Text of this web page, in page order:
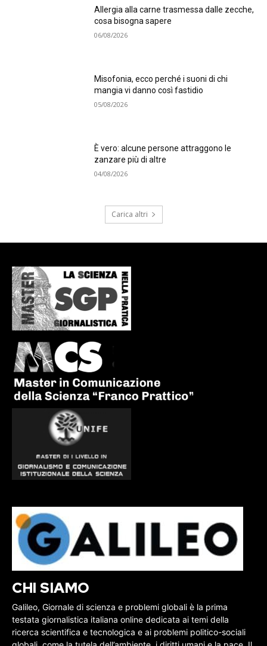
Allergia alla carne trasmessa dalle zecche,
cosa bisogna sapere
06/08/2026
Misofonia, ecco perché i suoni di chi
mangia vi danno così fastidio
05/08/2026
È vero: alcune persone attraggono le
zanzare più di altre
04/08/2026
Carica altri
CHI SIAMO
Galileo, Giornale di scienza e problemi globali è la prima
testata giornalistica italiana online dedicata ai temi della
ricerca scientifica e tecnologica e ai problemi politico-sociali